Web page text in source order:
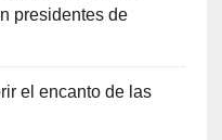
presidentes de
el encanto de las